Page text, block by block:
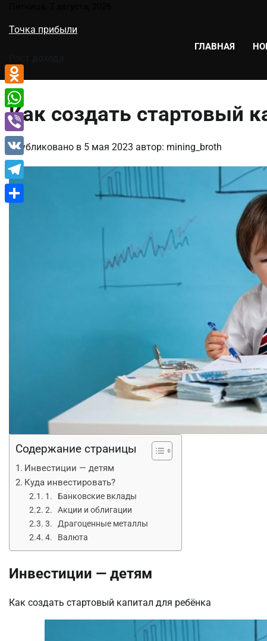
содержимому
Точка прибыли
ГЛАВНАЯ
Как создать стартовый
Опубликовано в 5 мая 2023 автор: mining_broth
Содержание страницы
Инвестиции — детям
Куда инвестировать?
1. Банковские вклады
2. Акции и облигации
3. Драгоценные металлы
4. Валюта
Инвестиции — детям
Как создать стартовый капитал для ребёнка
Odnoklassniki
WhatsApp
Viber
VK
Telegram